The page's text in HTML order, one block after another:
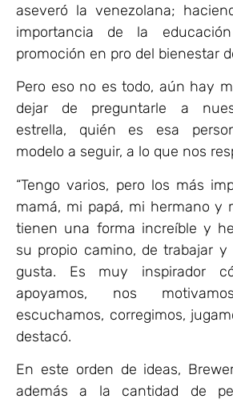
aseveró la venezolana;
importancia de la
promoción en pro del bienestar
Pero eso no es todo, aún hay
dejar de preguntarle a
estrella, quién es esa
modelo a seguir, a lo que nos
“Tengo varios, pero los más
mamá, mi papá, mi hermano y
tienen una forma increíble y
su propio camino, de trabajar
gusta. Es muy inspirador
apoyamos, nos
escuchamos, corregimos,
destacó.
En este orden de ideas,
además a la cantidad de